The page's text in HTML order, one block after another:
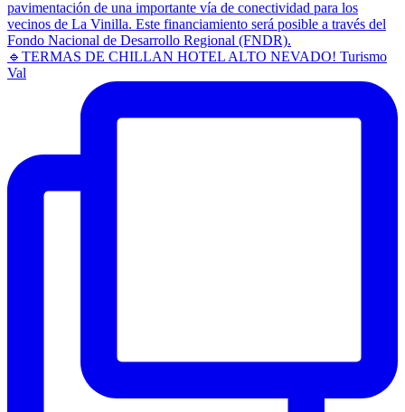
🔹TERMAS DE CHILLAN HOTEL ALTO NEVADO! Turismo
Val